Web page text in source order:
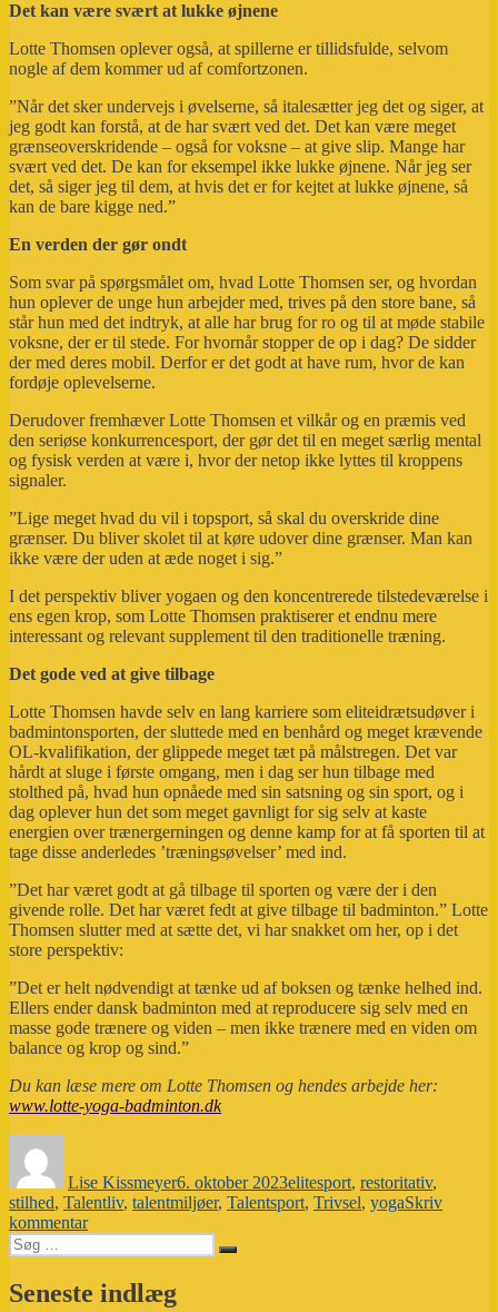
Det kan være svært at lukke øjnene
Lotte Thomsen oplever også, at spillerne er tillidsfulde, selvom
nogle af dem kommer ud af comfortzonen.
”Når det sker undervejs i øvelserne, så italesætter jeg det og siger, at
jeg godt kan forstå, at de har svært ved det. Det kan være meget
grænseoverskridende – også for voksne – at give slip. Mange har
svært ved det. De kan for eksempel ikke lukke øjnene. Når jeg ser
det, så siger jeg til dem, at hvis det er for kejtet at lukke øjnene, så
kan de bare kigge ned.”
En verden der gør ondt
Som svar på spørgsmålet om, hvad Lotte Thomsen ser, og hvordan
hun oplever de unge hun arbejder med, trives på den store bane, så
står hun med det indtryk, at alle har brug for ro og til at møde stabile
voksne, der er til stede. For hvornår stopper de op i dag? De sidder
der med deres mobil. Derfor er det godt at have rum, hvor de kan
fordøje oplevelserne.
Derudover fremhæver Lotte Thomsen et vilkår og en præmis ved
den seriøse konkurrencesport, der gør det til en meget særlig mental
og fysisk verden at være i, hvor der netop ikke lyttes til kroppens
signaler.
”Lige meget hvad du vil i topsport, så skal du overskride dine
grænser. Du bliver skolet til at køre udover dine grænser. Man kan
ikke være der uden at æde noget i sig.”
I det perspektiv bliver yogaen og den koncentrerede tilstedeværelse i
ens egen krop, som Lotte Thomsen praktiserer et endnu mere
interessant og relevant supplement til den traditionelle træning.
Det gode ved at give tilbage
Lotte Thomsen havde selv en lang karriere som eliteidrætsudøver i
badmintonsporten, der sluttede med en benhård og meget krævende
OL-kvalifikation, der glippede meget tæt på målstregen. Det var
hårdt at sluge i første omgang, men i dag ser hun tilbage med
stolthed på, hvad hun opnåede med sin satsning og sin sport, og i
dag oplever hun det som meget gavnligt for sig selv at kaste
energien over trænergerningen og denne kamp for at få sporten til at
tage disse anderledes ’træningsøvelser’ med ind.
”Det har været godt at gå tilbage til sporten og være der i den
givende rolle. Det har været fedt at give tilbage til badminton.” Lotte
Thomsen slutter med at sætte det, vi har snakket om her, op i det
store perspektiv:
”Det er helt nødvendigt at tænke ud af boksen og tænke helhed ind.
Ellers ender dansk badminton med at reproducere sig selv med en
masse gode trænere og viden – men ikke trænere med en viden om
balance og krop og sind.”
Du kan læse mere om Lotte Thomsen og hendes arbejde her:
www.lotte-yoga-badminton.dk
Lise Kissmeyer6. oktober 2023elitesport, restoritativ,
stilhed, Talentliv, talentmiljøer, Talentsport, Trivsel, yogaSkriv
kommentartil
De
unge
får
alt
Søg
efter:
Søg
Seneste indlæg